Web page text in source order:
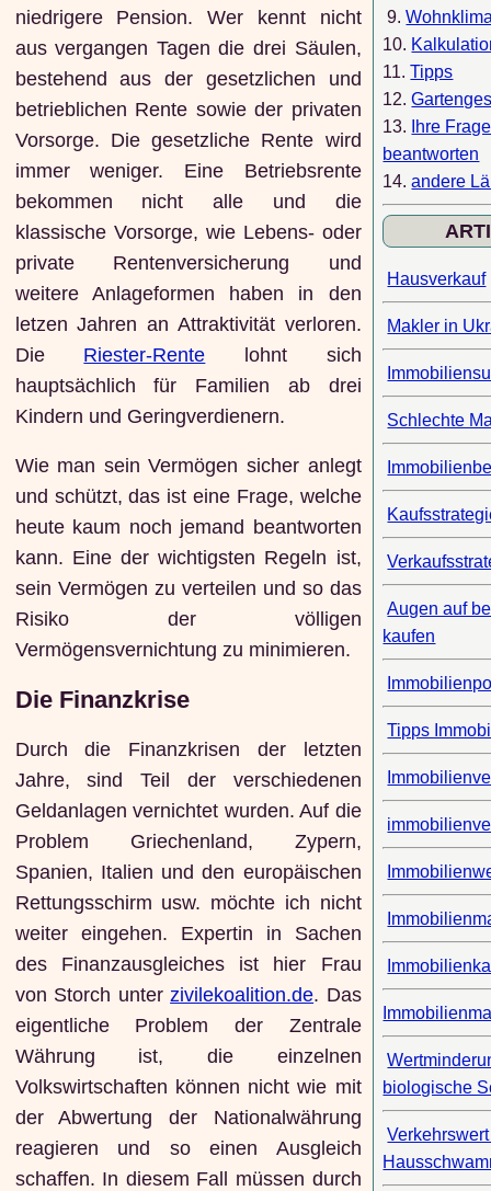
niedrigere Pension. Wer kennt nicht
aus vergangen Tagen die drei Säulen,
bestehend aus der gesetzlichen und
betrieblichen Rente sowie der privaten
Vorsorge. Die gesetzliche Rente wird
immer weniger. Eine Betriebsrente
bekommen nicht alle und die
klassische Vorsorge, wie Lebens- oder
private Rentenversicherung und
weitere Anlageformen haben in den
letzen Jahren an Attraktivität verloren.
Die Riester-Rente lohnt sich
hauptsächlich für Familien ab drei
Kindern und Geringverdienern.
Wie man sein Vermögen sicher anlegt
und schützt, das ist eine Frage, welche
heute kaum noch jemand beantworten
kann. Eine der wichtigsten Regeln ist,
sein Vermögen zu verteilen und so das
Risiko der völligen
Vermögensvernichtung zu minimieren.
Die Finanzkrise
Durch die Finanzkrisen der letzten
Jahre, sind Teil der verschiedenen
Geldanlagen vernichtet wurden. Auf die
Problem Griechenland, Zypern,
Spanien, Italien und den europäischen
Rettungsschirm usw. möchte ich nicht
weiter eingehen. Expertin in Sachen
des Finanzausgleiches ist hier Frau
von Storch unterzivilekoalition.de. Das
eigentliche Problem der Zentrale
Währung ist, die einzelnen
Volkswirtschaften können nicht wie mit
der Abwertung der Nationalwährung
reagieren und so einen Ausgleich
schaffen. In diesem Fall müssen durch
9.
10.
11.Tipps
12.
13.
Ihre
beantworten
14.andere
Hausverkauf
Makler in
Schlechte
Augen auf
kaufen
Tipps
biologische